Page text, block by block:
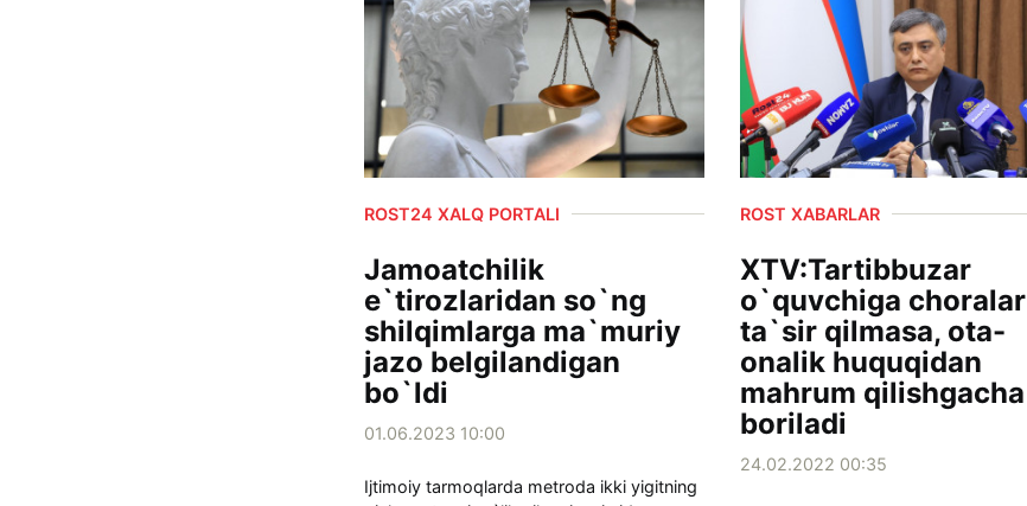
ROST24 XALQ PORTALI
Jamoatchilik
e`tirozlaridan so`ng
shilqimlarga ma`muriy
jazo belgilandigan
bo`ldi
01.06.2023 10:00
Ijtimoiy tarmoqlarda metroda ikki yigitning
ROST XABARLAR
XTV:Tartibbuzar
o`quvchiga choralar
ta`sir qilmasa, ota-
onalik huquqidan
mahrum qilishgacha
boriladi
24.02.2022 00:35